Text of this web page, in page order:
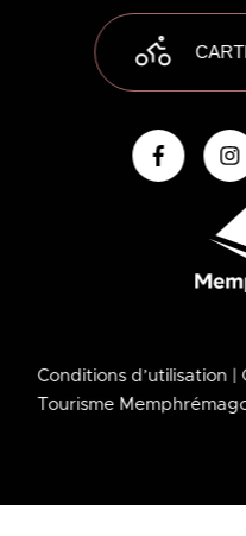
Conditions d’utilisation
Tourisme